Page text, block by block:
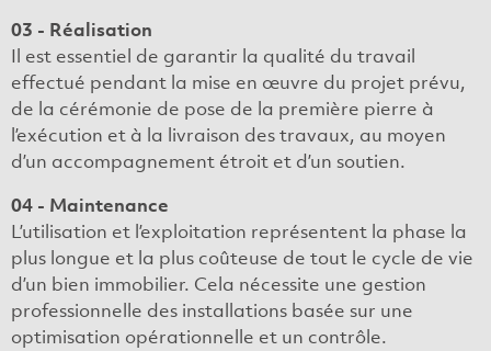
03 - Réalisation
Il est essentiel de garantir la qualité du travail
effectué pendant la mise en œuvre du projet prévu,
de la cérémonie de pose de la première pierre à
l’exécution et à la livraison des travaux, au moyen
d’un accompagnement étroit et d’un soutien.
04 - Maintenance
L’utilisation et l’exploitation représentent la phase la
plus longue et la plus coûteuse de tout le cycle de vie
d’un bien immobilier. Cela nécessite une gestion
professionnelle des installations basée sur une
optimisation opérationnelle et un contrôle.